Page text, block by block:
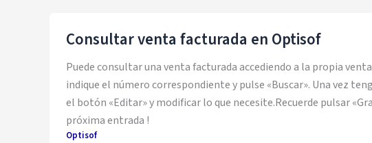
Consultar venta facturada en Optisof
Puede consultar una venta facturada accediendo a la propia
indique el número correspondiente y pulse «Buscar». Una vez
el botón «Editar» y modificar lo que necesite.Recuerde pulsar
próxima entrada !
Optisof